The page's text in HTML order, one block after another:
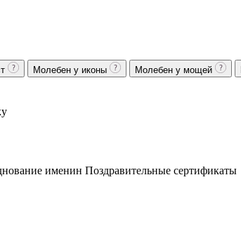
Молебен у иконы Молебен у мощей
именин Поздравительные сертификаты